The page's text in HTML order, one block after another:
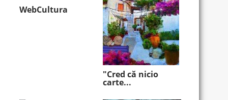
WebCultura
"Cred că nicio
carte...